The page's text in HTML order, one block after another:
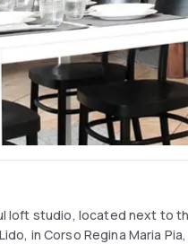
loft studio, located next to
in Corso Regina Maria